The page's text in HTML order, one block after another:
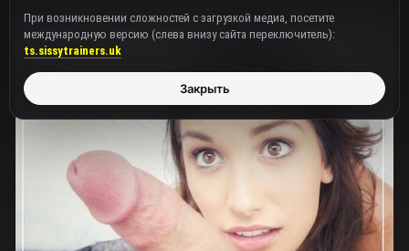
При возникновении сложностей с загрузкой медиа, посетите
международную версию (слева внизу сайта переключитель):
ts.sissytrainers.uk
Закрыть